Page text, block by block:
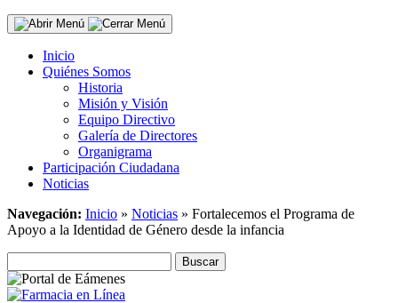
Inicio
Quiénes Somos
Historia
Misión y Visión
Equipo Directivo
Galería de Directores
Organigrama
Participación Ciudadana
Noticias
Navegación: Inicio » Noticias » Fortalecemos el Programa de
Apoyo a la Identidad de Género desde la infancia